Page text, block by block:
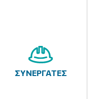
ΣΥΝΕΡΓΑΤΕΣ